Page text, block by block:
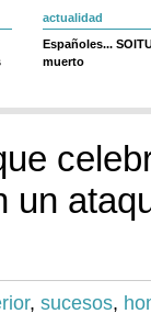
actualidad
Españoles...
muerto
un
, sucesos,